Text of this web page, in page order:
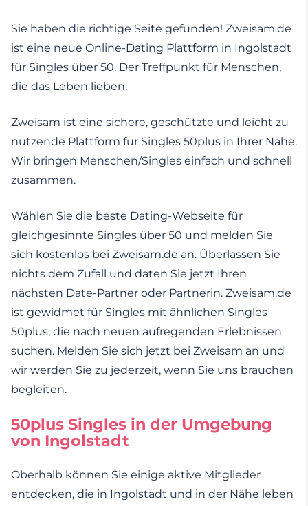
Sie haben die richtige Seite gefunden! Zweisam.de
ist eine neue Online-Dating Plattform in Ingolstadt
für Singles über 50. Der Treffpunkt für Menschen,
die das Leben lieben.
Zweisam ist eine sichere, geschützte und leicht zu
nutzende Plattform für Singles 50plus in Ihrer Nähe.
Wir bringen Menschen/Singles einfach und schnell
zusammen.
Wählen Sie die beste Dating-Webseite für
gleichgesinnte Singles über 50 und melden Sie
sich kostenlos bei Zweisam.de an. Überlassen Sie
nichts dem Zufall und daten Sie jetzt Ihren
nächsten Date-Partner oder Partnerin. Zweisam.de
ist gewidmet für Singles mit ähnlichen Singles
50plus, die nach neuen aufregenden Erlebnissen
suchen. Melden Sie sich jetzt bei Zweisam an und
wir werden Sie zu jederzeit, wenn Sie uns brauchen
begleiten.
50plus Singles in der Umgebung
von Ingolstadt
Oberhalb können Sie einige aktive Mitglieder
entdecken, die in Ingolstadt und in der Nähe leben